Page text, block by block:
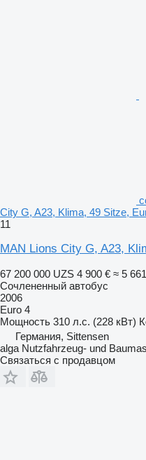
City G, A23, Klima, 49 Sitze,
11
MAN Lions City G, A23,
67 200 000 UZS 4 900 € ≈ 5
Сочлененный автобус
2006
Euro 4
Мощность 310 л.с. (228 кВт)
Германия, Sittensen
alga Nutzfahrzeug- und
Связаться с продавцом